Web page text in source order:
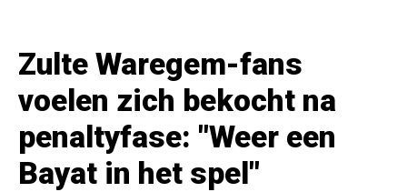
Zulte Waregem-fans
voelen zich bekocht na
penaltyfase: "Weer een
Bayat in het spel"